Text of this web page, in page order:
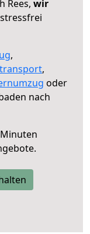
Rees, wir
,
,
oder
nach